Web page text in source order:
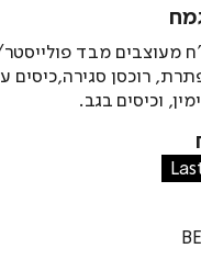
מעוצבים מבד
רוכסן סגירה,כיסים
וכיסים בגב.